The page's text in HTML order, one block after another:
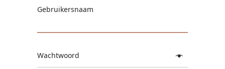
Gebruikersnaam
Wachtwoord